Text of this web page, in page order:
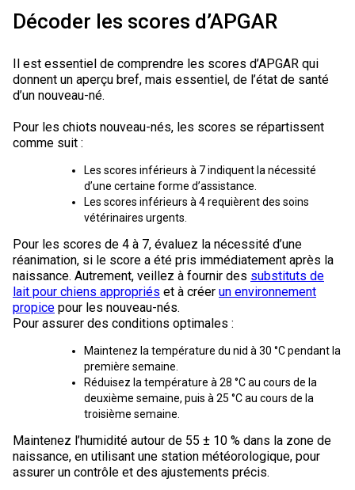
Lapphund suédois
Whippet
Chien nu du Pérou (Perro Sin Pelo Del Peru)
Épagneul Sussex
Épagneul springer gallois
Spinone italiano
Vizsla à poil dur
Braque de Weimar
Terrier blanc du West Highland
Rottweiler
Samoyède
Schnauzer (géant)
Husky sibérien
Saint Bernard
Dogue du Tibet
Laika de lakoutie
Décoder les scores d’APGAR
Il est essentiel de comprendre les scores d’APGAR qui
donnent un aperçu bref, mais essentiel, de l’état de santé
d’un nouveau-né.
Pour les chiots nouveau-nés, les scores se répartissent
comme suit :
Les scores inférieurs à 7 indiquent la nécessité
d’une certaine forme d’assistance.
Les scores inférieurs à 4 requièrent des soins
vétérinaires urgents.
Pour les scores de 4 à 7, évaluez la nécessité d’une
réanimation, si le score a été pris immédiatement après la
naissance. Autrement, veillez à fournir des substituts de
lait pour chiens appropriés et à créer un environnement
propice pour les nouveau-nés.
Pour assurer des conditions optimales :
Maintenez la température du nid à 30 °C pendant la
première semaine.
Réduisez la température à 28 °C au cours de la
deuxième semaine, puis à 25 °C au cours de la
troisième semaine.
Maintenez l’humidité autour de 55 ± 10 % dans la zone de
naissance, en utilisant une station météorologique, pour
assurer un contrôle et des ajustements précis.